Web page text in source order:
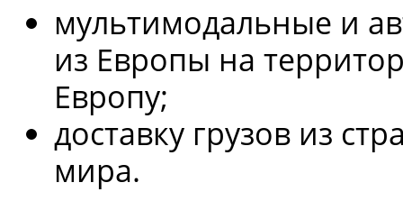
мультимодальные и
из Европы на
Европу;
доставку грузов из
мира.